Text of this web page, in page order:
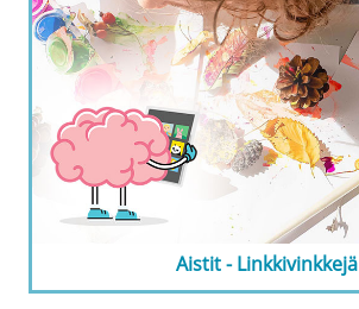
Aistit - Linkkivinkkejä